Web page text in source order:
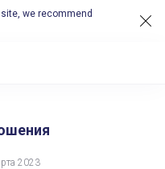
we recommend
2023